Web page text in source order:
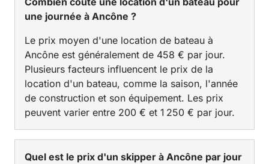
une journée à Ancône ?
Le prix moyen d'une location de bateau à
Ancône est généralement de 458 € par jour.
Plusieurs facteurs influencent le prix de la
location d'un bateau, comme la saison, l'année
de construction et son équipement. Les prix
peuvent varier entre 200 € et 1 250 € par jour.
Quel est le prix d'un skipper à Ancône par jour